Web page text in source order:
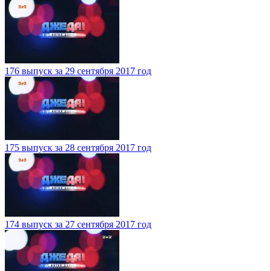
176 выпуск за 29 сентября 2017 год
175 выпуск за 28 сентября 2017 год
174 выпуск за 27 сентября 2017 год